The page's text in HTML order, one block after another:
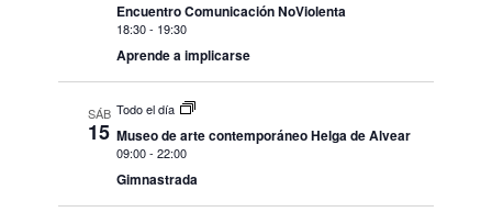
Encuentro Comunicación NoViolenta
18:30- 19:30
Aprende a implicarse
SÁB
15
Todo el día
Museo de arte contemporáneo Helga de Alvear
09:00-22:00
Gimnastrada